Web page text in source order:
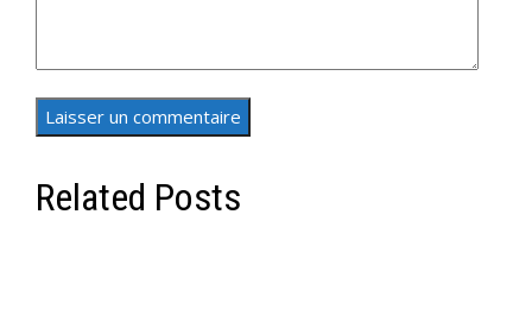
Related Posts